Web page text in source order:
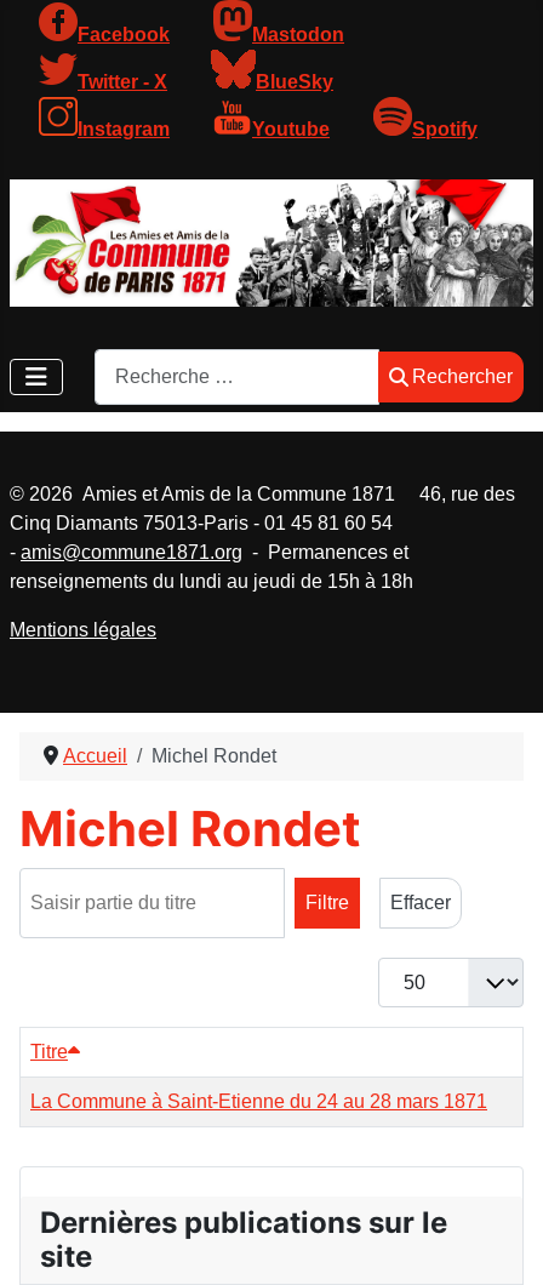
Facebook Mastodon
Twitter - X BlueSky
Instagram Youtube Spotify
Rechercher
Rechercher
Accueil Michel Rondet
Michel Rondet
Filtre
Effacer
Afficher #
Titre
La Commune à Saint-Etienne du 24 au 28 mars 1871
Dernières publications sur le
site
© 2026 Amies et Amis de la Commune 1871 46, rue des
Cinq Diamants 75013-Paris - 01 45 81 60 54
- amis@commune1871.org - Permanences et
renseignements du lundi au jeudi de 15h à 18h
Mentions légales